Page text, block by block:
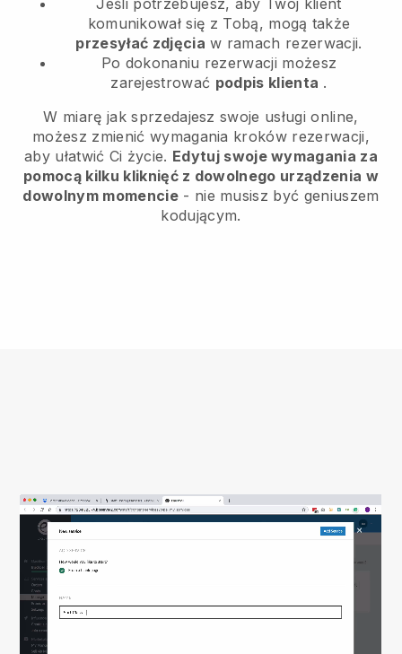
komunikował się z Tobą, mogą także
przesyłać zdjęcia w ramach rezerwacji.
Po dokonaniu rezerwacji możesz
zarejestrować podpis klienta .
W miarę jak sprzedajesz swoje usługi online,
możesz zmienić wymagania kroków rezerwacji,
aby ułatwić Ci życie. Edytuj swoje wymagania za
pomocą kilku kliknięć z dowolnego urządzenia w
dowolnym momencie- nie musisz być geniuszem
kodującym.